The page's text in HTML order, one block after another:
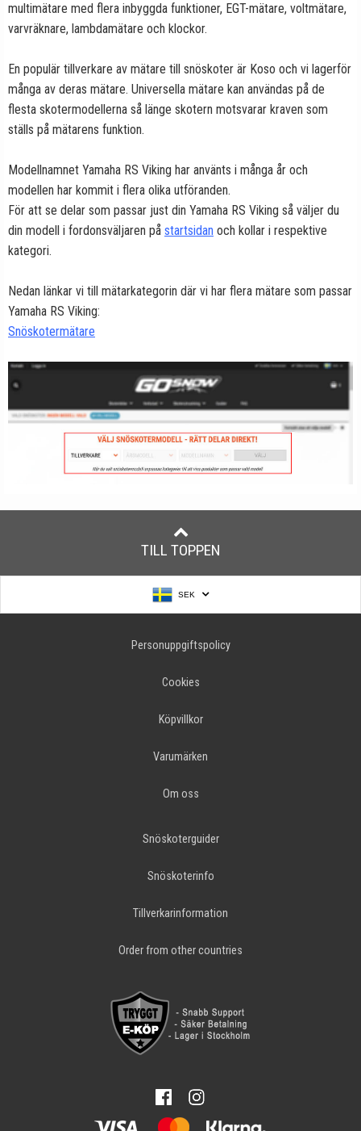
multimätare med flera inbyggda funktioner, EGT-mätare, voltmätare,
varvräknare, lambdamätare och klockor.
En populär tillverkare av mätare till snöskoter är Koso och vi lagerför
många av deras mätare. Universella mätare kan användas på de
flesta skotermodellerna så länge skotern motsvarar kraven som
ställs på mätarens funktion.
Modellnamnet Yamaha RS Viking har använts i många år och
modellen har kommit i flera olika utföranden.
För att se delar som passar just din Yamaha RS Viking så väljer du
din modell i fordonsväljaren på startsidan och kollar i respektive
kategori.
Nedan länkar vi till mätarkategorin där vi har flera mätare som passar
Yamaha RS Viking:
Snöskotermätare
TILL TOPPEN
SEK
Personuppgiftspolicy
Cookies
Köpvillkor
Varumärken
Om oss
Snöskoterguider
Snöskoterinfo
Tillverkarinformation
Order from other countries